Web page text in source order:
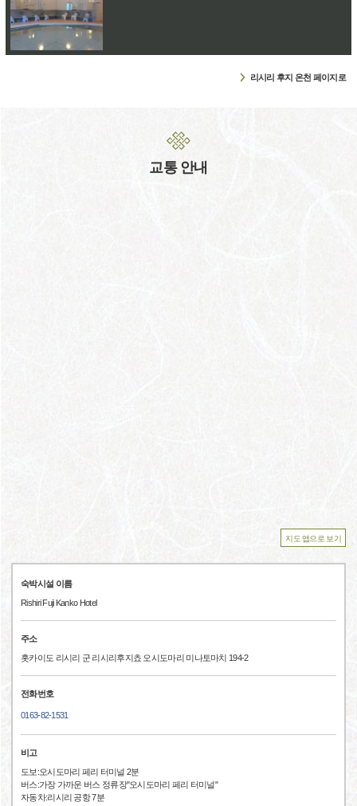
리시리 후지 온천 페이지로
교통 안내
지도 앱으로 보기
숙박시설 이름
Rishiri Fuji Kanko Hotel
주소
홋카이도 리시리 군 리시리후지쵸 오시도마리 미나토마치 194-2
전화번호
0163-82-1531
비고
도보:오시도마리 페리 터미널 2분
버스:가장 가까운 버스 정류장"오시도마리 페리 터미널"
자동차:리시리 공항 7분